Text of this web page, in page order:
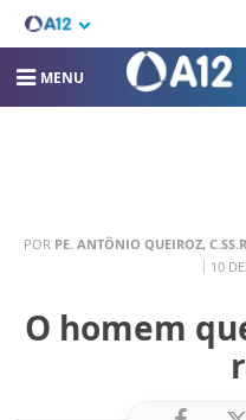
MENU
POR PE. ANTÔNIO QUEIROZ,
10
O homem